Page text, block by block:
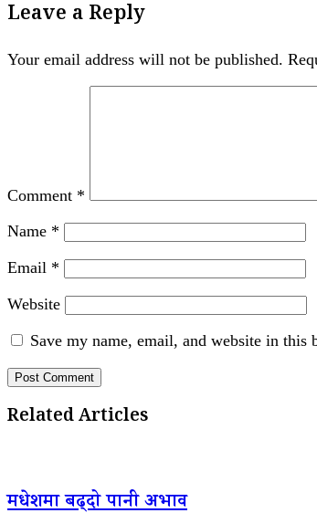
Leave a Reply
Your email address will not be published.
Comment *
Name *
Email *
Website
Save my name, email, and website in
Related Articles
मधेशमा बढ्दो पानी अभाव